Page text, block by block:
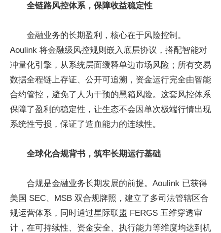
全链路风控体系，保障收益稳定性
金融业务的长期盈利，核心在于风险控制。
Aoulink 将金融级风控规则嵌入底层协议，搭配智能对
冲量化引擎，从系统层面缓释单边市场风险；所有交易
数据全程链上存证、公开可追溯，资金运行完全由智能
合约管控，避免了人为干预的黑箱风险。这套风控体系
保障了盈利的稳定性，让生态不会因单次极端行情出现
系统性亏损，保证了造血能力的连续性。
全球化合规背书，筑牢长期运行基础
合规是金融业务长期发展的前提。Aoulink 已获得
美国 SEC、MSB 双合规牌照，建立了多司法管辖区合
规运营体系，同时通过星际联盟 FERGS 五维穿透审
计，在可持续性、资金安全、执行能力等维度均达到机